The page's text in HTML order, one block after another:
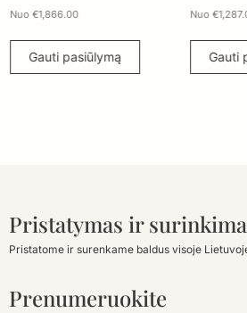
Nuo € 1,287.00
Gauti pasiūlymą
Nuo €
Gauti
Pristatymas ir
Pristatome ir surenkame baldus visoje
Prenumeruokite